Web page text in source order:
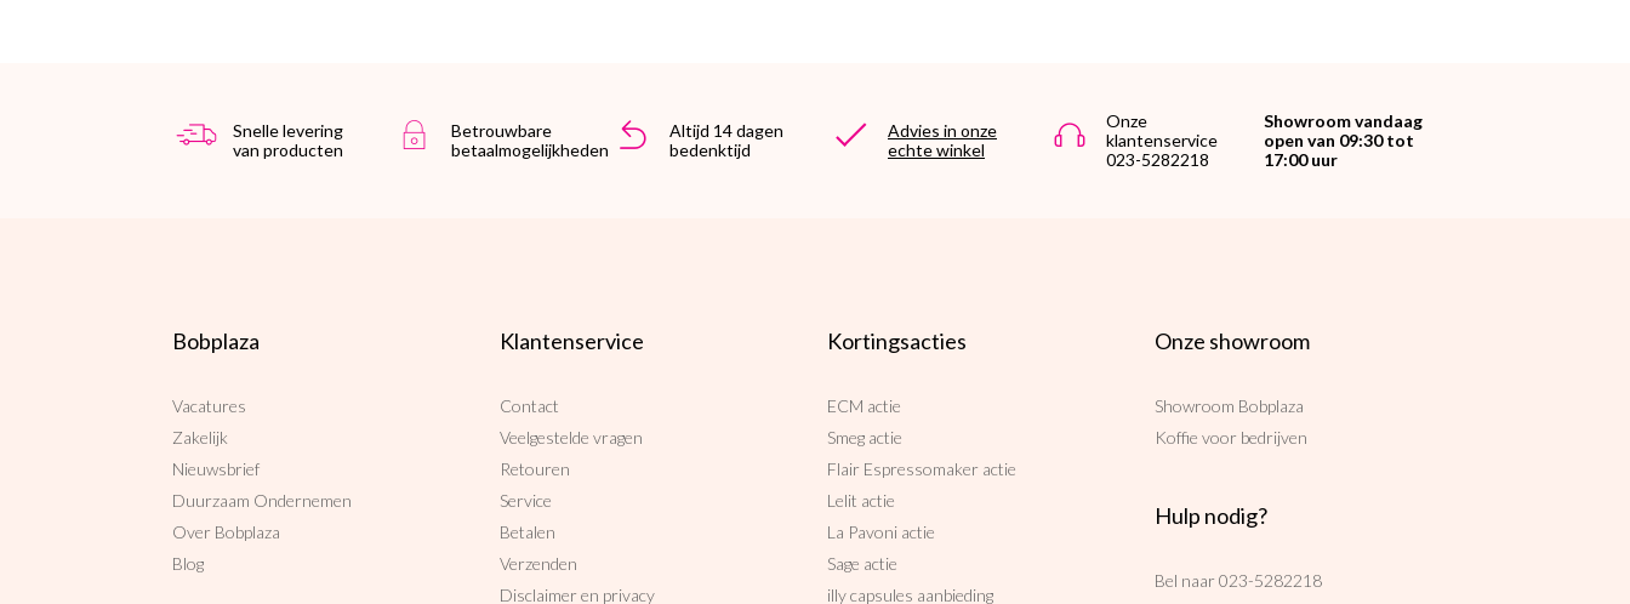
Snelle levering
van producten
Betrouwbare
betaalmogelijkheden
Altijd 14 dagen
bedenktijd
Advies in onze
echte winkel
Onze
klantenservice
023-5282218
Showroom vandaag
open van 09:30 tot
17:00 uur
Bobplaza
Vacatures
Zakelijk
Nieuwsbrief
Duurzaam Ondernemen
Over Bobplaza
Blog
Klantenservice
Contact
Veelgestelde vragen
Retouren
Service
Betalen
Verzenden
Disclaimer en privacy
Kortingsacties
ECM actie
Smeg actie
Flair Espressomaker actie
Lelit actie
La Pavoni actie
Sage actie
illy capsules aanbieding
Onze showroom
Showroom Bobplaza
Koffie voor bedrijven
Hulp nodig?
Bel naar 023-5282218